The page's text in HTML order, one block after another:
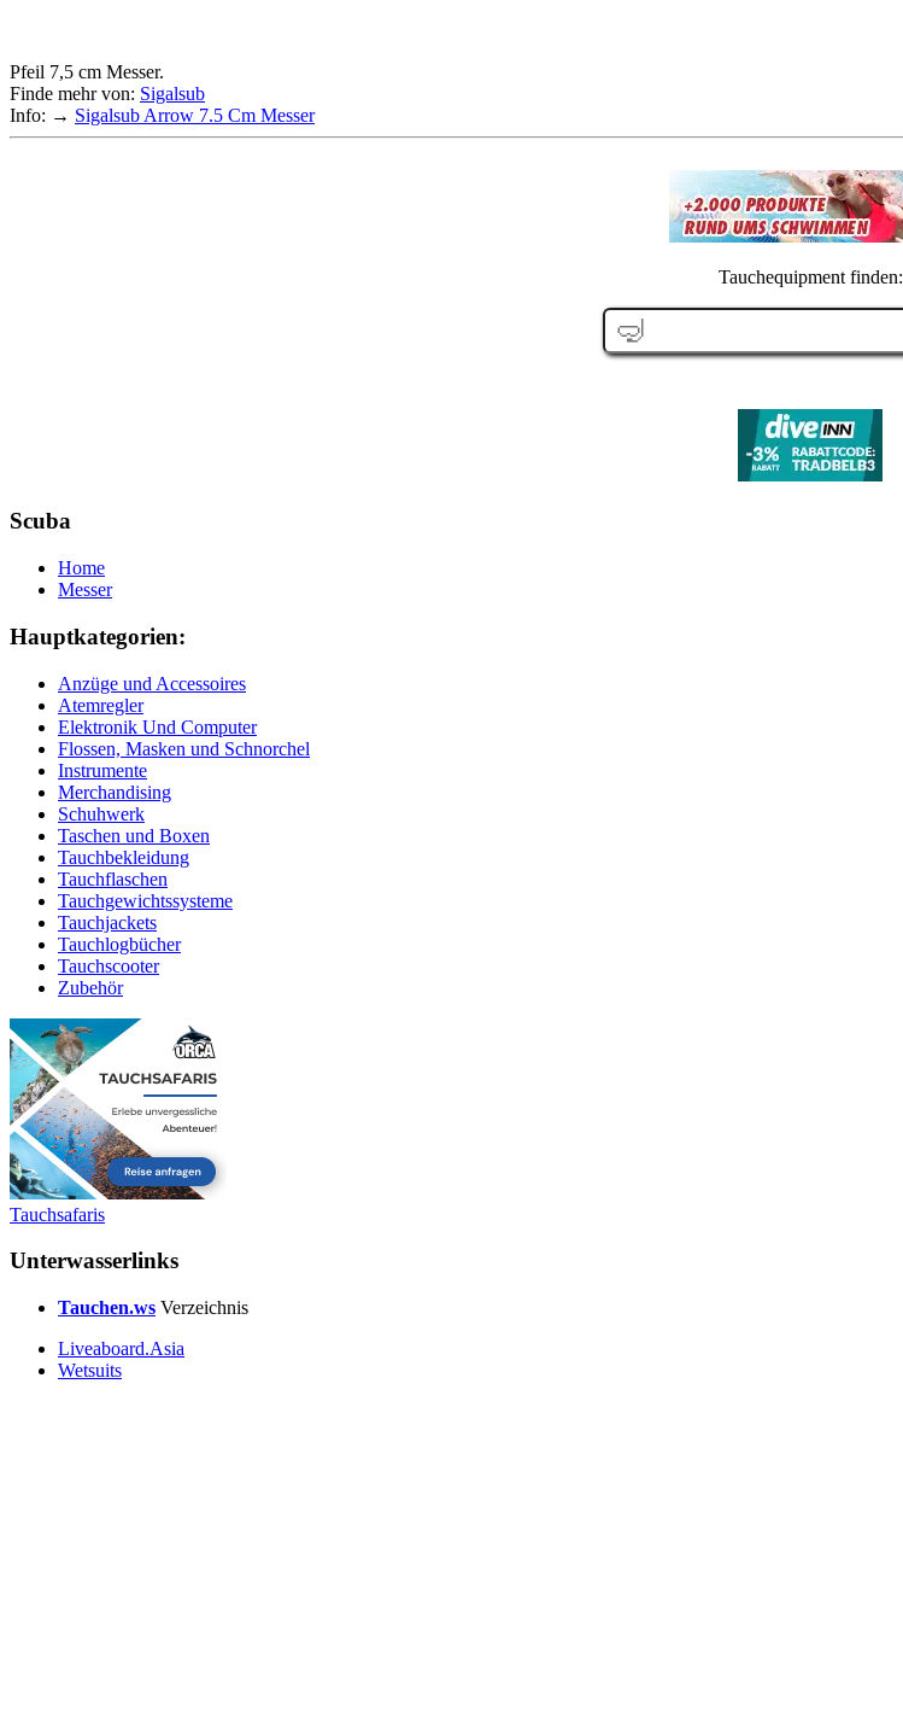
Pfeil 7,5 cm Messer.
Finde mehr von: Sigalsub
Info: → Sigalsub Arrow 7.5 Cm Messer
Tauchequipment finden:
Scuba
Home
Messer
Hauptkategorien:
Anzüge und Accessoires
Atemregler
Elektronik Und Computer
Flossen, Masken und Schnorchel
Instrumente
Merchandising
Schuhwerk
Taschen und Boxen
Tauchbekleidung
Tauchflaschen
Tauchgewichtssysteme
Tauchjackets
Tauchlogbücher
Tauchscooter
Zubehör
Tauchsafaris
Unterwasserlinks
Tauchen.ws Verzeichnis
Liveaboard.Asia
Wetsuits